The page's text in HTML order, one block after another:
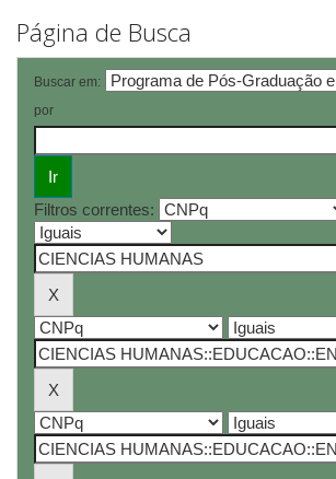
Página de Busca
Buscar em:
por
Filtros correntes: